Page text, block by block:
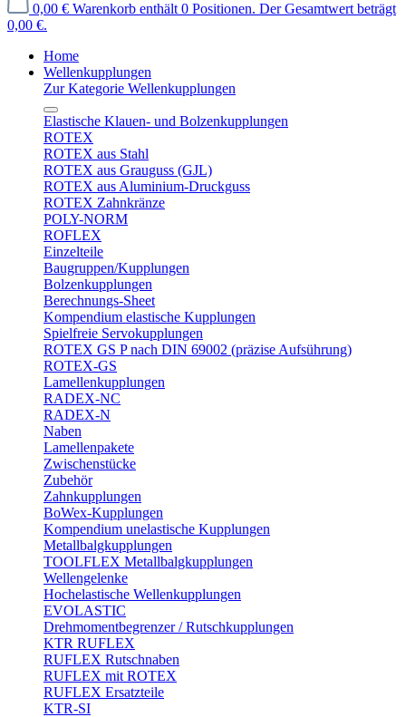
0,00 € Warenkorb enthält 0 Positionen. Der Gesamtwert beträgt
0,00 €.
Home
Wellenkupplungen
Zur Kategorie Wellenkupplungen
Elastische Klauen- und Bolzenkupplungen
ROTEX
ROTEX aus Stahl
ROTEX aus Grauguss (GJL)
ROTEX aus Aluminium-Druckguss
ROTEX Zahnkränze
POLY-NORM
ROFLEX
Einzelteile
Baugruppen/Kupplungen
Bolzenkupplungen
Berechnungs-Sheet
Kompendium elastische Kupplungen
Spielfreie Servokupplungen
ROTEX GS P nach DIN 69002 (präzise Aufsührung)
ROTEX-GS
Lamellenkupplungen
RADEX-NC
RADEX-N
Naben
Lamellenpakete
Zwischenstücke
Zubehör
Zahnkupplungen
BoWex-Kupplungen
Kompendium unelastische Kupplungen
Metallbalgkupplungen
TOOLFLEX Metallbalgkupplungen
Wellengelenke
Hochelastische Wellenkupplungen
EVOLASTIC
Drehmomentbegrenzer / Rutschkupplungen
KTR RUFLEX
RUFLEX Rutschnaben
RUFLEX mit ROTEX
RUFLEX Ersatzteile
KTR-SI